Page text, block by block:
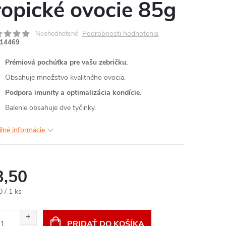
ovocie 85g
Neohodnotené Podrobnosti hodnotenia
14469
Prémiová pochúťka pre vašu zebričku.
Obsahuje množstvo kvalitného ovocia.
Podpora imunity a optimalizácia kondície.
Balenie obsahuje dve tyčinky.
informácie
/ 1 ks